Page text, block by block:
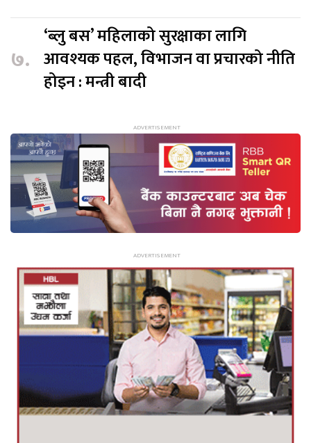
७.
‘ब्लु बस’ महिलाको सुरक्षाका लागि
आवश्यक पहल, विभाजन वा प्रचारको नीति
होइन : मन्त्री बादी